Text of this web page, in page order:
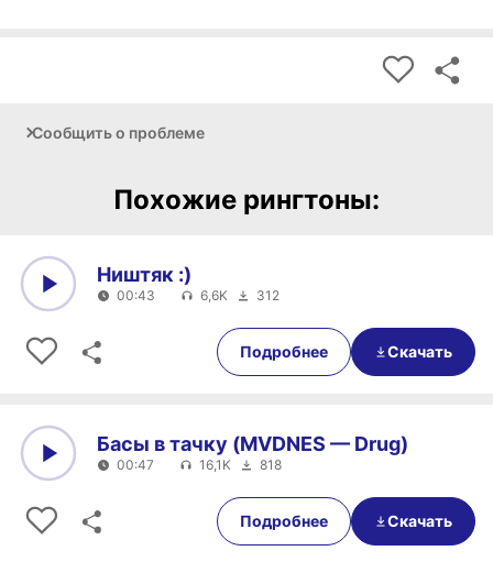
Сообщить о проблеме
Похожие рингтоны:
00:43
Ништяк :)
00:43 6,6K 312
Подробнее Скачать
00:47
Басы в тачку (MVDNES — Drug)
00:47 16,1K 818
Подробнее Скачать